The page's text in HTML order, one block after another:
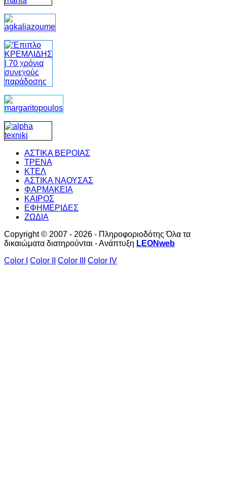
ΑΣΤΙΚΑ ΒΕΡΟΙΑΣ
ΤΡΕΝΑ
ΚΤΕΛ
ΑΣΤΙΚΑ ΝΑΟΥΣΑΣ
ΦΑΡΜΑΚΕΙΑ
ΚΑΙΡΟΣ
ΕΦΗΜΕΡΙΔΕΣ
ΖΩΔΙΑ
Copyright © 2007 - 2026 - Πληροφοριοδότης Όλα τα
δικαιώματα διατηρούνται - Ανάπτυξη LEONweb
Color I
Color II Color III Color IV